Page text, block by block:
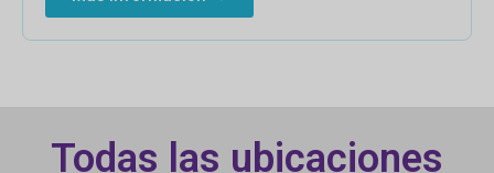
Todas las ubicaciones